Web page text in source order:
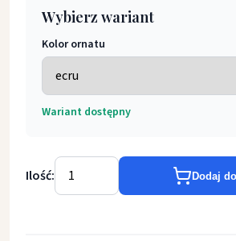
Wybierz wariant
Kolor ornatu
Wariant dostępny
Ilość: Dodaj